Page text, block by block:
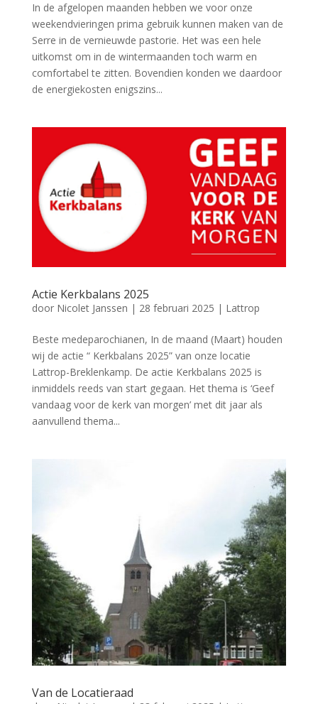
In de afgelopen maanden hebben we voor onze
weekendvieringen prima gebruik kunnen maken van de
Serre in de vernieuwde pastorie. Het was een hele
uitkomst om in de wintermaanden toch warm en
comfortabel te zitten. Bovendien konden we daardoor
de energiekosten enigszins...
Actie Kerkbalans 2025
door Nicolet Janssen | 28 februari 2025 | Lattrop
Beste medeparochianen, In de maand (Maart) houden
wij de actie “ Kerkbalans 2025” van onze locatie
Lattrop-Breklenkamp. De actie Kerkbalans 2025 is
inmiddels reeds van start gegaan. Het thema is ‘Geef
vandaag voor de kerk van morgen’ met dit jaar als
aanvullend thema...
Van de Locatieraad